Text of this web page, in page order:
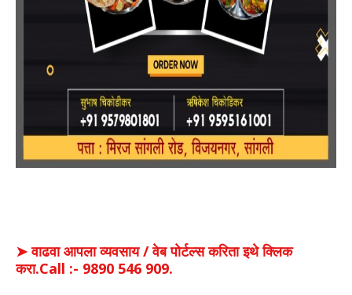
➤ वाढवा आपला व्यवसाय / वेब पोर्टल्स करिता इथे क्लिक
करा.Call :- 9890 546 909.